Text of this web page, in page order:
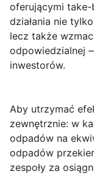
oferującymi
działania nie
lecz także
odpowiedzialnej
inwestorów.
Aby utrzymać
zewnętrznie: w
odpadów na
odpadów
zespoły za